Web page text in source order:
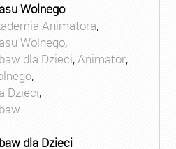
Wolnego
Animatora,
Wolnego,
dla Dzieci,Animator,
,
Dzieci,
dla Dzieci